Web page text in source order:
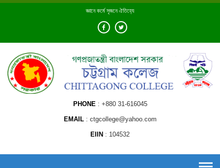
Skip
জ্ঞানে কর্মে সৃজনে ঐতিহ্যে
PHONE +880 31-616045
EMAIL ctgcollege@yahoo.com
EIIN 104532